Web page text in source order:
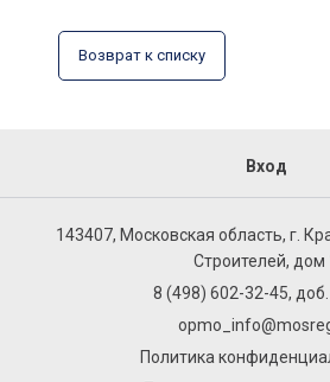
Возврат к списку
Вход
143407, Московская область, г.
Строителей, дом
8 (498) 602-32-45,
Политика